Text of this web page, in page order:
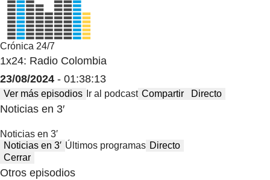
Crónica 24/7
1x24: Radio Colombia
23/08/2024 - 01:38:13
Ver más episodios Ir al podcast Compartir Directo
Noticias en 3′
Noticias en 3′
Noticias en 3′ Últimos programas Directo
Cerrar
Otros episodios